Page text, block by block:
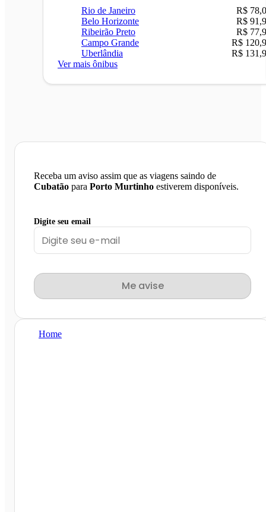
Rio de Janeiro
R$
Belo Horizonte
R$
Ribeirão Preto
R$
Campo Grande
R$
Uberlândia
R$
Ver mais ônibus
Receba um aviso assim que as viagens saindo de
Cubatão para Porto Murtinho estiverem disponíveis.
Digite seu email
Me avise
Home